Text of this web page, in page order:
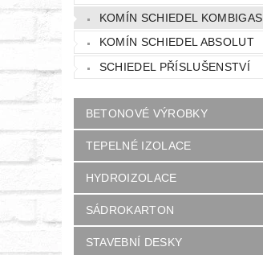
KOMÍN SCHIEDEL KOMBIGAS
KOMÍN SCHIEDEL ABSOLUT
SCHIEDEL PŘÍSLUŠENSTVÍ
BETONOVÉ VÝROBKY
TEPELNÉ IZOLACE
HYDROIZOLACE
SÁDROKARTON
STAVEBNÍ DESKY